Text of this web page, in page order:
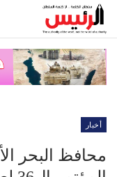
أخبار
محافظ البحر